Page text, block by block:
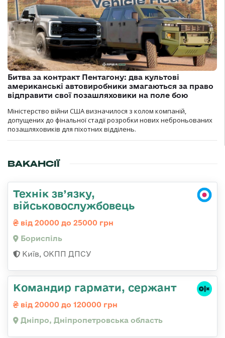
Битва за контракт Пентагону: два культові
американські автовиробники змагаються за право
відправити свої позашляховики на поле бою
Міністерство війни США визначилося з колом компаній,
допущених до фінальної стадії розробки нових неброньованих
позашляховиків для піхотних відділень.
ВАКАНСІЇ
Технік зв’язку,
військовослужбовець
від 20000 до 25000 грн
Бориспіль
Київ, ОКПП ДПСУ
Командир гармати, сержант
від 20000 до 120000 грн
Дніпро, Дніпропетровська область